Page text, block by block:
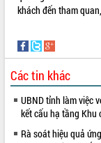
xuất khẩu sầu riêng và
định EUDR
trường Nguyễn Hoàng
vùng trồng và doanh
sầu riêng tại Đắk Lắk
Trình diễn nghệ thuật
món ăn từ sầu riêng
tiến đầu tư tỉnh
khách đến tham
Các tin khác
UBND tỉnh làm việc
kết cấu hạ tầng Khu
Rà soát hiệu quả